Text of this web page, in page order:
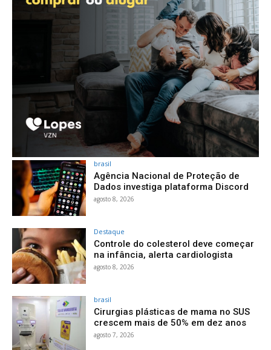
brasil
Agência Nacional de Proteção de
Dados investiga plataforma Discord
agosto 8, 2026
Destaque
Controle do colesterol deve começar
na infância, alerta cardiologista
agosto 8, 2026
brasil
Cirurgias plásticas de mama no SUS
crescem mais de 50% em dez anos
agosto 7, 2026